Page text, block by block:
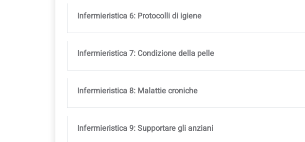
Infermieristica 6: Protocolli di igiene
Infermieristica 7: Condizione della pelle
Infermieristica 8: Malattie croniche
Infermieristica 9: Supportare gli anziani